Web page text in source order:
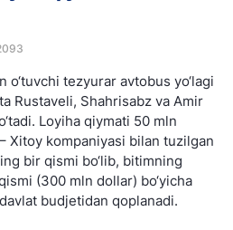
o‘tuvchi tezyurar avtobus yo‘lagi
Rustaveli, Shahrisabz va Amir
Loyiha qiymati 50 mln
Xitoy kompaniyasi bilan tuzilgan
bir qismi bo‘lib, bitimning
(300 mln dollar) bo‘yicha
budjetidan qoplanadi.